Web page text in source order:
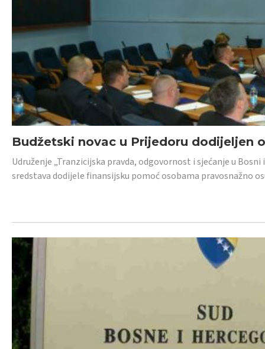
Budžetski novac u Prijedoru dodijeljen
Udruženje „Tranzicijska pravda, odgovornost i sjećanje u
sredstava dodijele finansijsku pomoć osobama pravosnažno